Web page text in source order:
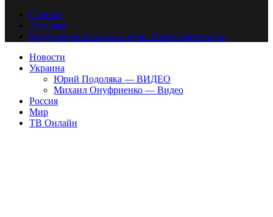
Главная
Авторам
Владельцам авторских прав. Ответственности.
Новости
Украина
Юрий Подоляка — ВИДЕО
Михаил Онуфриенко — Видео
Россия
Мир
ТВ Онлайн